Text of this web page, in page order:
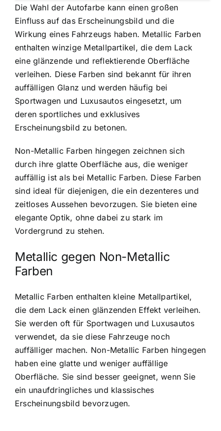
Die Wahl der Autofarbe kann einen großen
Einfluss auf das Erscheinungsbild und die
Wirkung eines Fahrzeugs haben. Metallic Farben
enthalten winzige Metallpartikel, die dem Lack
eine glänzende und reflektierende Oberfläche
verleihen. Diese Farben sind bekannt für ihren
auffälligen Glanz und werden häufig bei
Sportwagen und Luxusautos eingesetzt, um
deren sportliches und exklusives
Erscheinungsbild zu betonen.
Non-Metallic Farben hingegen zeichnen sich
durch ihre glatte Oberfläche aus, die weniger
auffällig ist als bei Metallic Farben. Diese Farben
sind ideal für diejenigen, die ein dezenteres und
zeitloses Aussehen bevorzugen. Sie bieten eine
elegante Optik, ohne dabei zu stark im
Vordergrund zu stehen.
Metallic gegen Non-Metallic
Farben
Metallic Farben enthalten kleine Metallpartikel,
die dem Lack einen glänzenden Effekt verleihen.
Sie werden oft für Sportwagen und Luxusautos
verwendet, da sie diese Fahrzeuge noch
auffälliger machen. Non-Metallic Farben hingegen
haben eine glatte und weniger auffällige
Oberfläche. Sie sind besser geeignet, wenn Sie
ein unaufdringliches und klassisches
Erscheinungsbild bevorzugen.